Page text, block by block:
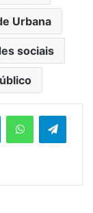
Urbana
sociais